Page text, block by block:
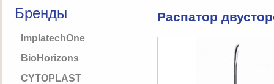
Бренды
ImplatechOne
BioHorizons
CYTOPLAST
Распатор